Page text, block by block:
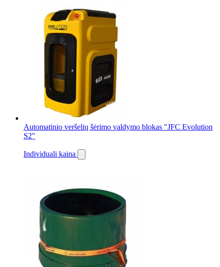
Automatinio veršelių šėrimo valdymo blokas "JFC Evolution
S2"
Individuali kaina